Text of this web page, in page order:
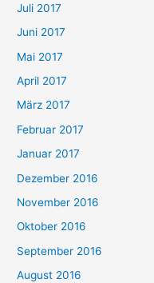
Juli 2017
Juni 2017
Mai 2017
April 2017
März 2017
Februar 2017
Januar 2017
Dezember 2016
November 2016
Oktober 2016
September 2016
August 2016